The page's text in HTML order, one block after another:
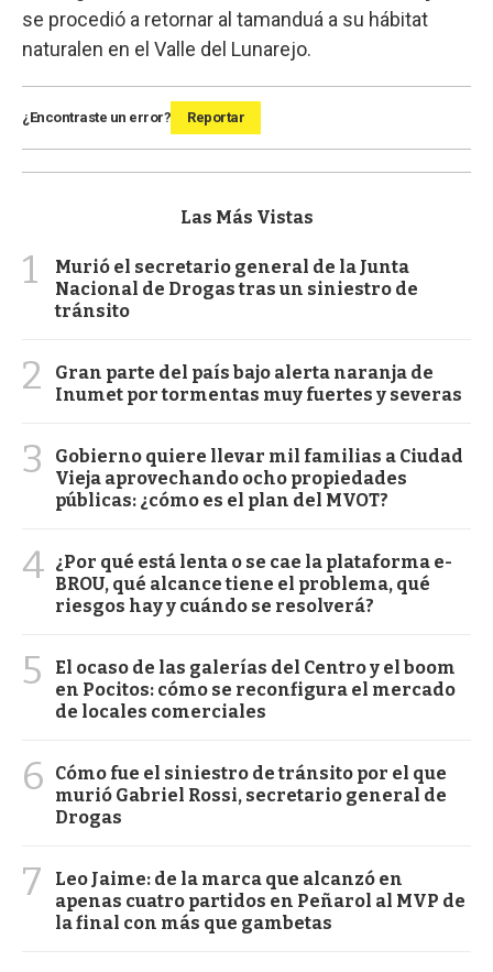
se procedió a retornar al tamanduá a su hábitat
naturalen en el Valle del Lunarejo.
¿Encontraste un error? Reportar
Las Más Vistas
1
Murió el secretario general de la Junta
Nacional de Drogas tras un siniestro de
tránsito
2
Gran parte del país bajo alerta naranja de
Inumet por tormentas muy fuertes y severas
3
Gobierno quiere llevar mil familias a Ciudad
Vieja aprovechando ocho propiedades
públicas: ¿cómo es el plan del MVOT?
4 ¿Por qué está lenta o se cae la plataforma e-
BROU, qué alcance tiene el problema, qué
riesgos hay y cuándo se resolverá?
5
El ocaso de las galerías del Centro y el boom
en Pocitos: cómo se reconfigura el mercado
de locales comerciales
6
Cómo fue el siniestro de tránsito por el que
murió Gabriel Rossi, secretario general de
Drogas
7
Leo Jaime: de la marca que alcanzó en
apenas cuatro partidos en Peñarol al MVP de
la final con más que gambetas